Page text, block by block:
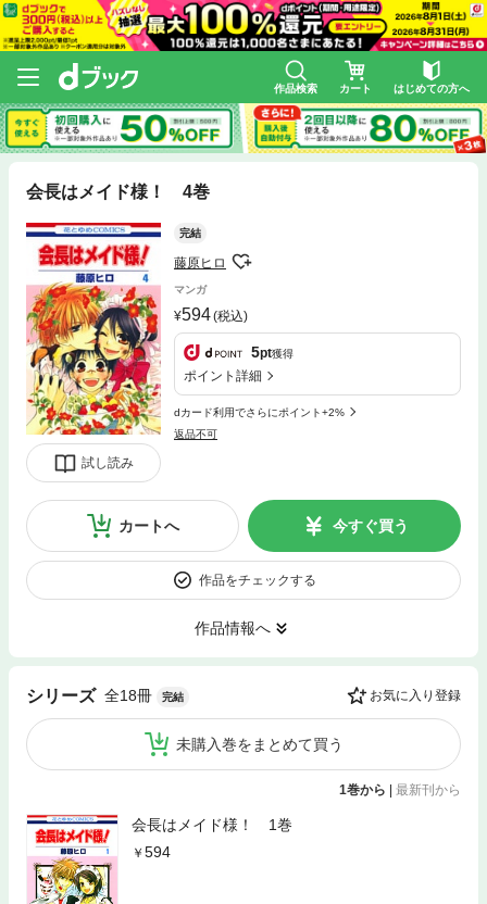
作品検索 カート はじめての方へ
会長はメイド様！ 4巻
試し読み
完結
藤原ヒロ
マンガ
594(税込)
5pt獲得
ポイント詳細
dカード利用でさらにポイント+2%
返品不可
カートへ 今すぐ買う
作品をチェックする
作品情報へ
シリーズ 全18冊 完結 お気に入り登録
未購入巻をまとめて買う
1巻から 最新刊から
会長はメイド様！ 1巻
594